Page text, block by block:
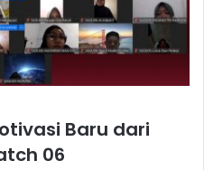
Baru dari
06